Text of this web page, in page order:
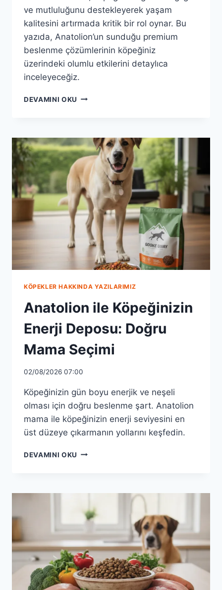
ve mutluluğunu destekleyerek yaşam
kalitesini artırmada kritik bir rol oynar. Bu
yazıda, Anatolion’un sunduğu premium
beslenme çözümlerinin köpeğiniz
üzerindeki olumlu etkilerini detaylıca
inceleyeceğiz.
DEVAMINI OKU ANATOLION
YAŞAM
KALITESINI
MAKSIMIZE
EDIN
KÖPEKLER HAKKINDA YAZILARIMIZ
Anatolion ile Köpeğinizin
Enerji Deposu: Doğru
Mama Seçimi
02/08/2026 07:00
Köpeğinizin gün boyu enerjik ve neşeli
olması için doğru beslenme şart. Anatolion
mama ile köpeğinizin enerji seviyesini en
üst düzeye çıkarmanın yollarını keşfedin.
DEVAMINI OKU ANATOLION
DEPOSU:
MAMA
SEÇIMI